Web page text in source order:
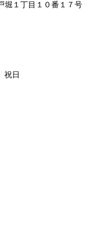
堀１丁目１０番１７号
祝日